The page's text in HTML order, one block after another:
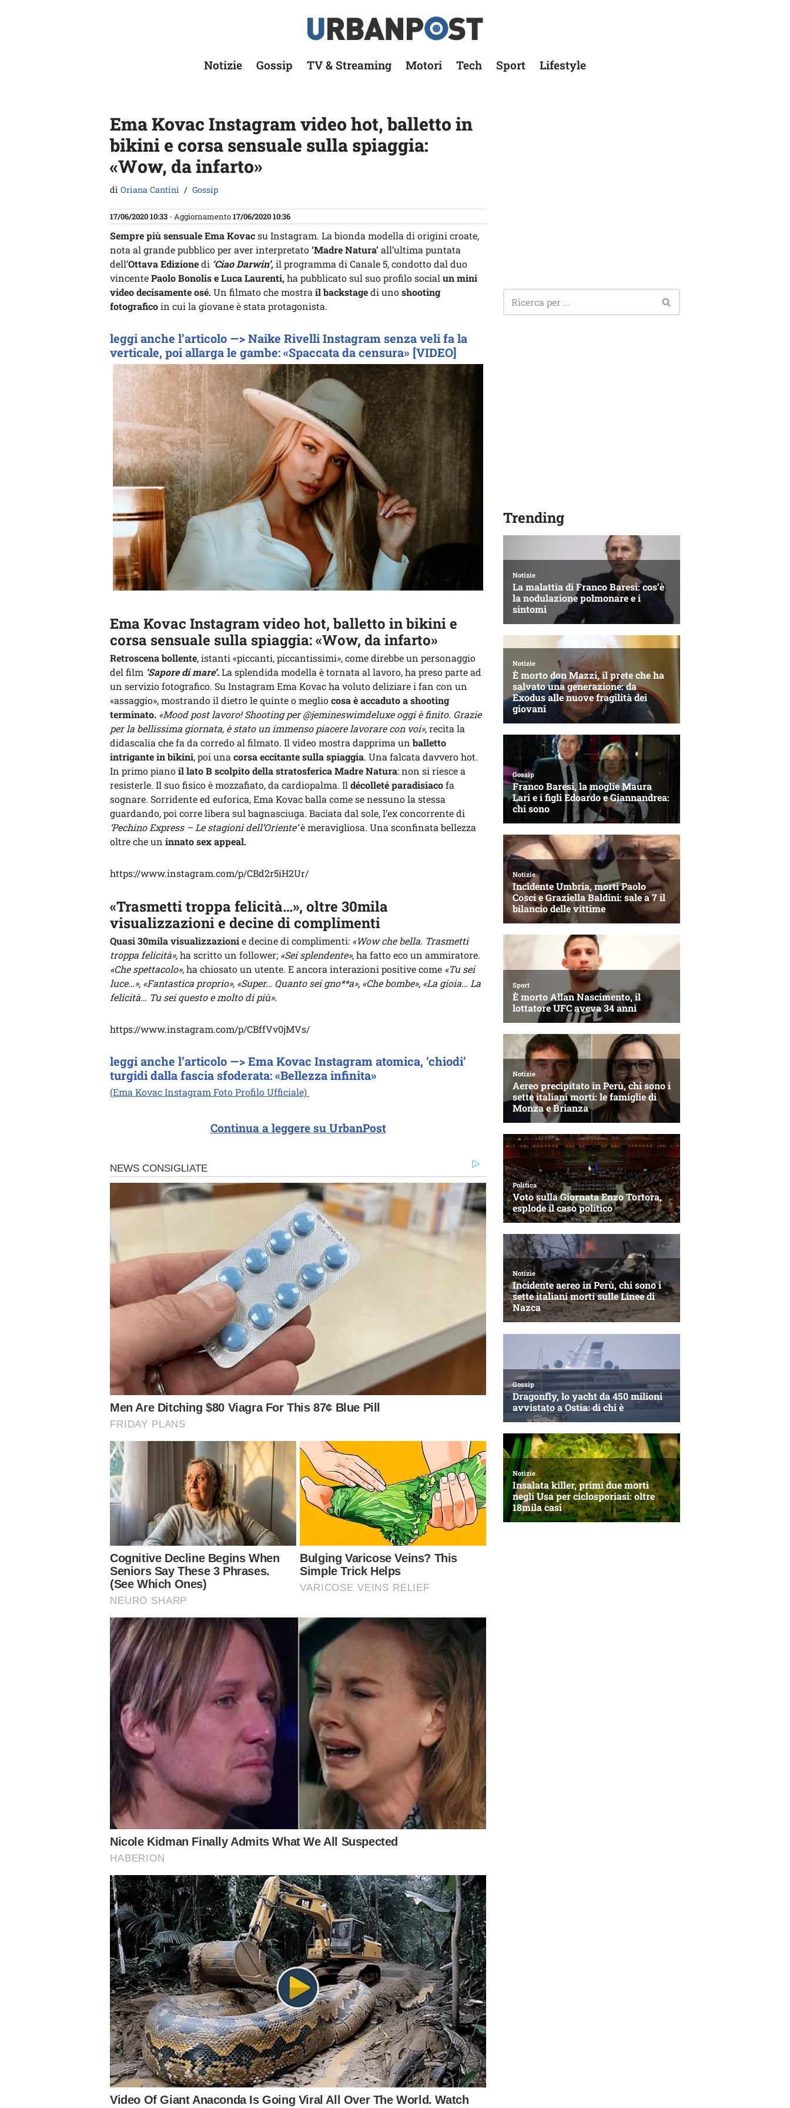
Notizie Gossip TV & Streaming Motori Tech Sport Lifestyle
Ema Kovac Instagram video hot, balletto in
bikini e corsa sensuale sulla spiaggia:
«Wow, da infarto»
di Oriana Cantini Gossip
17/06/2020 10:33 - Aggiornamento17/06/2020 10:36
Sempre più sensuale Ema Kovacsu Instagram. La bionda modella di origini croate,
nota al grande pubblico per aver interpretato‘Madre Natura’ all’ultima puntata
dell’Ottava Edizionedi ‘Ciao Darwin’,il programma di Canale 5, condotto dal duo
vincentePaolo Bonolis e Luca Laurenti,ha pubblicato sul suo profilo social un mini
video decisamente osé.Un filmato che mostra il backstagedi unoshooting
fotograficoin cui la giovane è stata protagonista.
leggi anche l’articolo —> Naike Rivelli Instagram senza veli fa la
verticale, poi allarga le gambe: «Spaccata da censura» [VIDEO]
Ema Kovac Instagram video hot, balletto in bikini e
corsa sensuale sulla spiaggia: «Wow, da infarto»
Retroscena bollente, istanti «piccanti, piccantissimi», come direbbe un personaggio
del film ‘Sapore di mare’.La splendida modella è tornata al lavoro, ha preso parte ad
un servizio fotografico. Su Instagram Ema Kovac ha voluto deliziare i fan con un
«assaggio», mostrando il dietro le quinte o megliocosa è accaduto a shooting
terminato. «Mood post lavoro! Shooting per @jemineswimdeluxe oggi è finito. Grazie
per la bellissima giornata, è stato un immenso piacere lavorare con voi»,recita la
didascalia che fa da corredo al filmato. Il video mostra dapprima unballetto
intrigante in bikini, poi unacorsa eccitante sulla spiaggia. Una falcata davvero hot.
In primo pianoil lato B scolpito della stratosferica Madre Natura: non si riesce a
resisterle. Il suo fisico è mozzafiato, da cardiopalma. Ildécolleté paradisiacofa
sognare. Sorridente ed euforica, Ema Kovac balla come se nessuno la stessa
guardando, poi corre libera sul bagnasciuga. Baciata dal sole, l’ex concorrente di
‘Pechino Express – Le stagioni dell’Oriente’è meravigliosa. Una sconfinata bellezza
oltre che un innato sex appeal.
https://www.instagram.com/p/CBd2r5iH2Ur/
«Trasmetti troppa felicità…», oltre 30mila
visualizzazioni e decine di complimenti
Quasi 30mila visualizzazionie decine di complimenti: «Wow che bella. Trasmetti
troppa felicità»,ha scritto un follower; «Sei splendente», ha fatto eco un ammiratore.
«Che spettacolo», ha chiosato un utente. E ancora interazioni positive come «Tu sei
luce…», «Fantastica proprio», «Super… Quanto sei gno**a», «Che bombe», «La gioia… La
felicità… Tu sei questo e molto di più».
https://www.instagram.com/p/CBffVv0jMVs/
leggi anche l’articolo —> Ema Kovac Instagram atomica, ‘chiodi’
turgidi dalla fascia sfoderata: «Bellezza infinita»
(Ema Kovac Instagram Foto Profilo Ufficiale)
Continua a leggere su UrbanPost
Trending